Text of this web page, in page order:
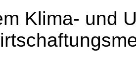
Klima- und